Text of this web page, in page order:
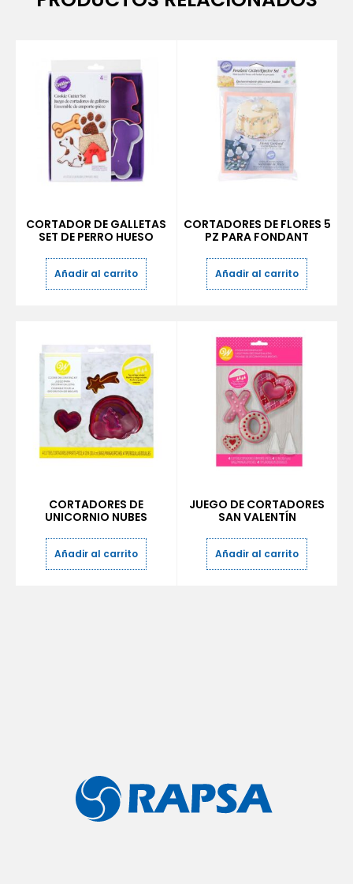
CORTADOR DE GALLETAS
SET DE PERRO HUESO
Añadir al carrito
CORTADORES DE FLORES 5
PZ PARA FONDANT
Añadir al carrito
CORTADORES DE
UNICORNIO NUBES
Añadir al carrito
JUEGO DE CORTADORES
SAN VALENTÍN
Añadir al carrito